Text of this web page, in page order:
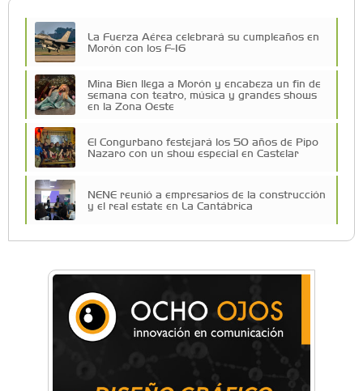
La Fuerza Aérea celebrará su cumpleaños en
Morón con los F-16
Mina Bien llega a Morón y encabeza un fin de
semana con teatro, música y grandes shows
en la Zona Oeste
El Congurbano festejará los 50 años de Pipo
Nazaro con un show especial en Castelar
NENE reunió a empresarios de la construcción
y el real estate en La Cantábrica
La primera vez que Eva Perón voló en avión lo
hizo desde Morón
Mariana Croce: "Hoy las empresas necesitan
un asesoramiento integral para crecer con